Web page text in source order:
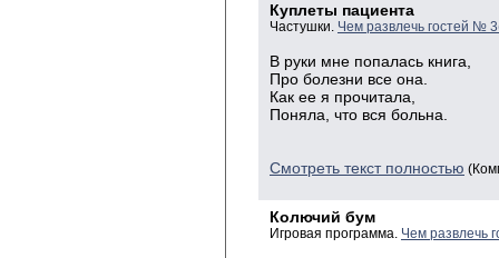
Куплеты пациента
Частушки. Чем развлечь гостей №
В руки мне попалась книга,
Про болезни все она.
Как ее я прочитала,
Поняла, что вся больна.
Смотреть текст полностью
Колючий бум
Игровая программа. Чем развлечь